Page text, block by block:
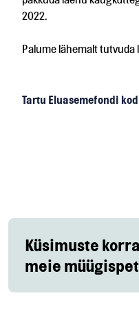
2022.
Palume lähemalt
Tartu Eluasemefondi
Küsimuste
meie